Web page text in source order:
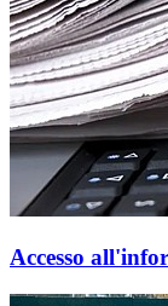
Accesso